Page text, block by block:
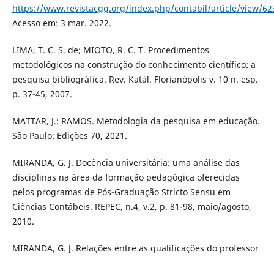
https://www.revistacgg.org/index.php/contabil/article/view/
Acesso em: 3 mar. 2022.
LIMA, T. C. S. de; MIOTO, R. C. T. Procedimentos
metodológicos na construção do conhecimento científico: a
pesquisa bibliográfica. Rev. Katál. Florianópolis v. 10 n. esp.
p. 37-45, 2007.
MATTAR, J.; RAMOS. Metodologia da pesquisa em educação.
São Paulo: Edições 70, 2021.
MIRANDA, G. J. Docência universitária: uma análise das
disciplinas na área da formação pedagógica oferecidas
pelos programas de Pós-Graduação Stricto Sensu em
Ciências Contábeis. REPEC, n.4, v.2, p. 81-98, maio/agosto,
2010.
MIRANDA, G. J. Relações entre as qualificações do professor